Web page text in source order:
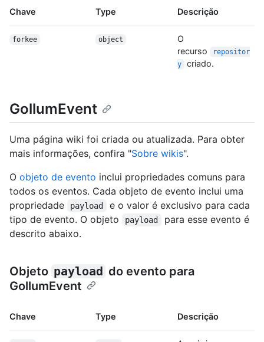
Chave Type Descrição
forkee object
O
recurso
repositor
y
criado.
GollumEvent
Uma página wiki foi criada ou atualizada. Para obter
mais informações, confira "Sobre wikis".
O objeto de evento inclui propriedades comuns para
todos os eventos. Cada objeto de evento inclui uma
propriedade
payload
e o valor é exclusivo para cada
tipo de evento. O objeto
payload
para esse evento é
descrito abaixo.
Objeto payload do evento para
GollumEvent
Chave Type Descrição